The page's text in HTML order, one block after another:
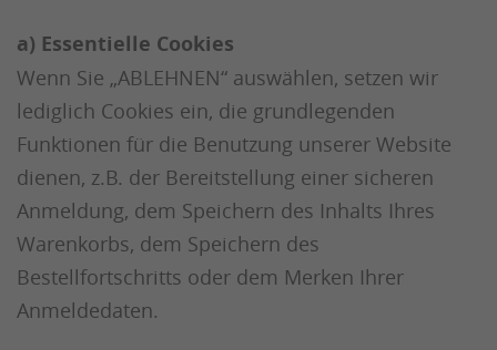
a) Essentielle Cookies
Wenn Sie „ABLEHNEN“ auswählen, setzen wir
lediglich Cookies ein, die grundlegenden
Funktionen für die Benutzung unserer Website
dienen, z.B. der Bereitstellung einer sicheren
Anmeldung, dem Speichern des Inhalts Ihres
Warenkorbs, dem Speichern des
Bestellfortschritts oder dem Merken Ihrer
Anmeldedaten.